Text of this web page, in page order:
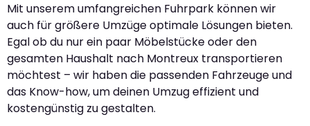
Mit unserem umfangreichen Fuhrpark können wir
auch für größere Umzüge optimale Lösungen bieten.
Egal ob du nur ein paar Möbelstücke oder den
gesamten Haushalt nach Montreux transportieren
möchtest – wir haben die passenden Fahrzeuge und
das Know-how, um deinen Umzug effizient und
kostengünstig zu gestalten.